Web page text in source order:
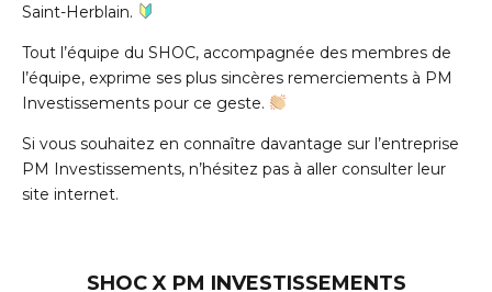
Saint-Herblain.
Tout l’équipe du SHOC, accompagnée des membres de
l’équipe, exprime ses plus sincères remerciements à PM
Investissements pour ce geste.
Si vous souhaitez en connaître davantage sur l’entreprise
PM Investissements, n’hésitez pas à aller consulter leur
site internet.
SHOC X PM INVESTISSEMENTS